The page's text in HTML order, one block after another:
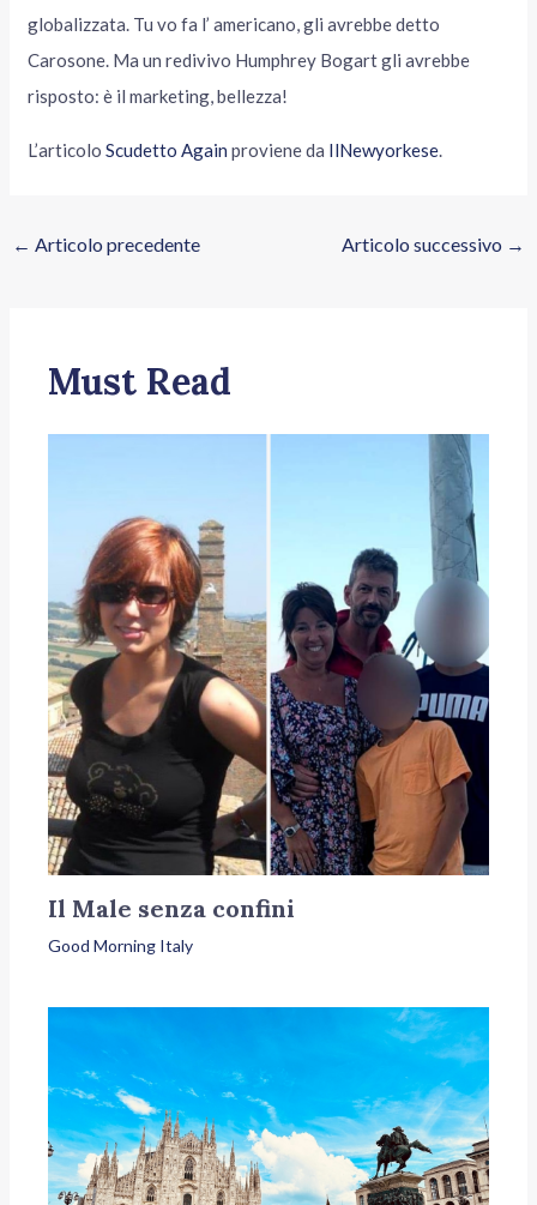
globalizzata. Tu vo fa l’ americano, gli avrebbe detto
Carosone. Ma un redivivo Humphrey Bogart gli avrebbe
risposto: è il marketing, bellezza!
L’articoloScudetto Again proviene da IlNewyorkese.
← Articolo precedente Articolo successivo →
Must Read
Il Male senza confini
Good Morning Italy